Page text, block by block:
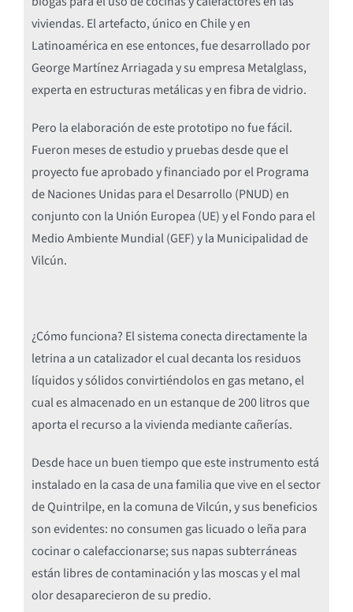
viviendas. El artefacto, único en Chile y en
Latinoamérica en ese entonces, fue desarrollado por
George Martínez Arriagada y su empresa Metalglass,
experta en estructuras metálicas y en fibra de vidrio.
Pero la elaboración de este prototipo no fue fácil.
Fueron meses de estudio y pruebas desde que el
proyecto fue aprobado y financiado por el Programa
de Naciones Unidas para el Desarrollo (PNUD) en
conjunto con la Unión Europea (UE) y el Fondo para el
Medio Ambiente Mundial (GEF) y la Municipalidad de
Vilcún.
¿Cómo funciona? El sistema conecta directamente la
letrina a un catalizador el cual decanta los residuos
líquidos y sólidos convirtiéndolos en gas metano, el
cual es almacenado en un estanque de 200 litros que
aporta el recurso a la vivienda mediante cañerías.
Desde hace un buen tiempo que este instrumento está
instalado en la casa de una familia que vive en el sector
de Quintrilpe, en la comuna de Vilcún, y sus beneficios
son evidentes: no consumen gas licuado o leña para
cocinar o calefaccionarse; sus napas subterráneas
están libres de contaminación y las moscas y el mal
olor desaparecieron de su predio.